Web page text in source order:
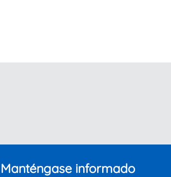
Manténgase informado